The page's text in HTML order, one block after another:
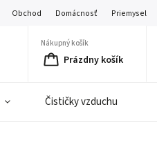
Obchod Domácnosť Priemysel
Nákupný košík
Prázdny košík
Čističky vzduchu